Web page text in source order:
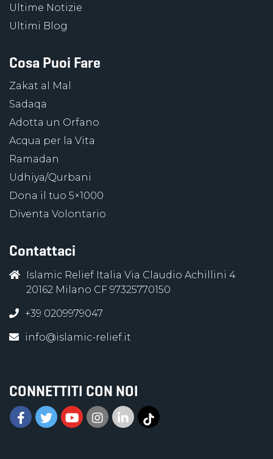
Ultime Notizie
Ultimi Blog
Cosa Puoi Fare
Zakat al Mal
Sadaqa
Adotta un Orfano
Acqua per la Vita
Ramadan
Udhiya/Qurbani
Dona il tuo 5×1000
Diventa Volontario
Contattaci
Islamic Relief Italia Via Claudio Achillini 4
20162 Milano CF 97325770150
+39 0209979047
info@islamic-relief.it
CONNETTITI CON NOI